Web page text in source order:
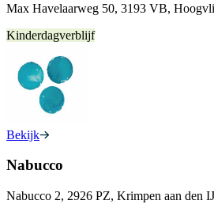
Max Havelaarweg 50, 3193 VB,
Kinderdagverblijf
Bekijk
Nabucco
Nabucco 2, 2926 PZ, Krimpen aan den